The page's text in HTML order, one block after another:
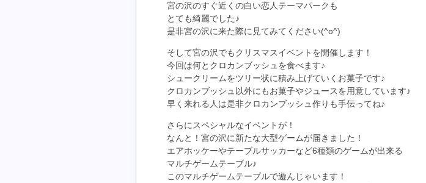
宮の沢のすぐ近くの白い恋人テーマパークも
とても綺麗でした♪
是非宮の沢に来た際に見てみてください(^o^)
そして宮の沢でもクリスマスイベントを開催します！
今回は何とクロカンブッシュを食べます♪
シュークリームをツリー状に積み上げていくお菓子です♪
クロカンブッシュ以外にもお菓子やジュースを用意しています♪
早く来れる人は是非クロカンブッシュ作りも手伝ってね♪
さらにスペシャルなイベントが！
なんと！宮の沢に新たな大型ゲームが届きました！
エアホッケーやテーブルサッカーなど6種類のゲームが出来る
マルチゲームテーブル♪
このマルチゲームテーブルで遊んじゃいます！